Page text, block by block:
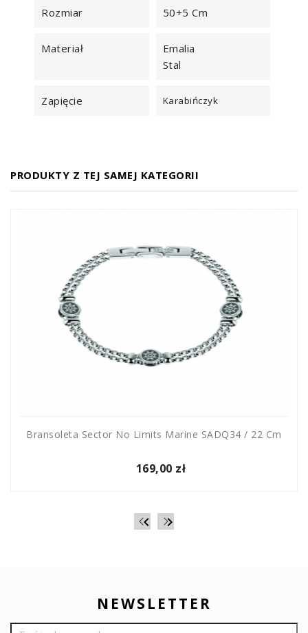
Rozmiar 50+5 Cm
Materiał
Emalia
Stal
Zapięcie Karabińczyk
PRODUKTY Z TEJ SAMEJ KATEGORII

Bransoleta Sector No Limits Marine SADQ34 / 22 Cm
169,00 zł

NEWSLETTER